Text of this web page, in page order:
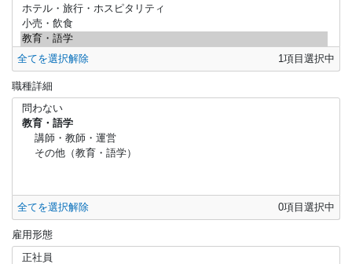
全てを選択解除 1項目選択中
職種詳細
全てを選択解除 0項目選択中
雇用形態